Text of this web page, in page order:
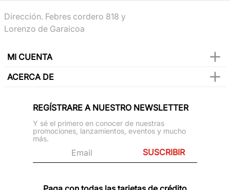
Dirección. Febres cordero 818 y
Lorenzo de Garaicoa
MI CUENTA
ACERCA DE
REGÍSTRARE A NUESTRO NEWSLETTER
Y sé el primero en conocer de nuestras
promociones, lanzamientos, eventos y mucho
más.
SUSCRIBIR